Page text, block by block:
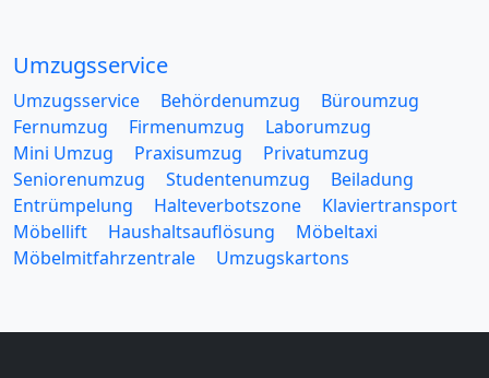
Umzugsservice
Umzugsservice Behördenumzug
Büroumzug
Fernumzug
Firmenumzug
Laborumzug
Mini Umzug
Praxisumzug
Privatumzug
Seniorenumzug
Studentenumzug
Beiladung
Entrümpelung
Halteverbotszone
Klaviertransport
Möbellift
Haushaltsauflösung
Möbeltaxi
Möbelmitfahrzentrale
Umzugskartons